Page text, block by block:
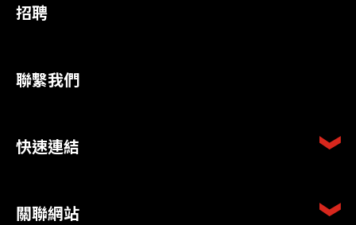
招聘
聯繫我們
快速連結
關聯網站